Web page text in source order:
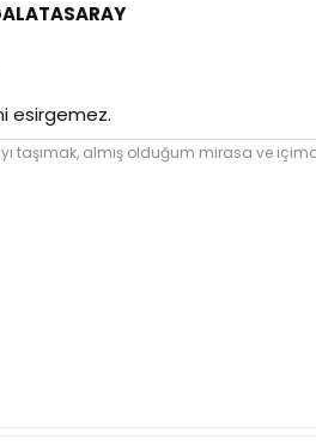
esirgemez.
almış olduğum mirasa ve